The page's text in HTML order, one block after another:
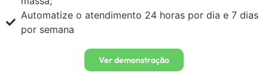
Automatize o atendimento 24 horas por dia e 7 dias
por semana
Ver demonstração